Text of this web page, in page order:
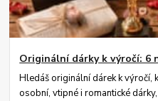
Originální dárky k výročí: 6
Hledáš originální dárek k výročí,
osobní, vtipné i romantické